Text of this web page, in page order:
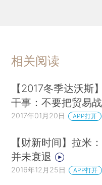
相关阅读
【2017冬季达沃斯
干事：不要把贸易
2017年01月20日 APP打开
【财新时间】拉米
并未衰退
2016年12月25日 APP打开